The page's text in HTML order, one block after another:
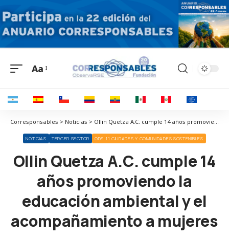
Aa
Corresponsables > Noticias > Ollin Quetza A.C. cumple 14 años promoviendo la educación ambiental y el acompañamiento a mujeres
NOTICIAS TERCER SECTOR ODS 11 CIUDADES Y COMUNIDADES SOSTENIBLES
Ollin Quetza A.C. cumple 14
años promoviendo la
educación ambiental y el
acompañamiento a mujeres